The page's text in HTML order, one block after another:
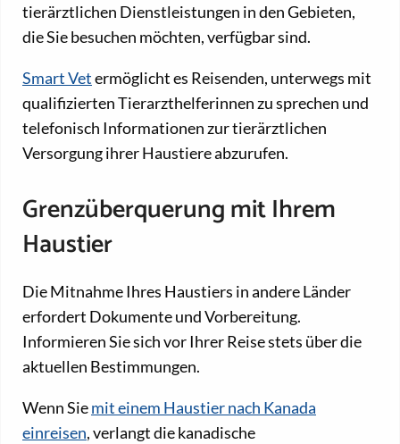
tierärztlichen Dienstleistungen in den Gebieten,
die Sie besuchen möchten, verfügbar sind.
Smart Vetermöglicht es Reisenden, unterwegs mit
qualifizierten Tierarzthelferinnen zu sprechen und
telefonisch Informationen zur tierärztlichen
Versorgung ihrer Haustiere abzurufen.
Grenzüberquerung mit Ihrem
Haustier
Die Mitnahme Ihres Haustiers in andere Länder
erfordert Dokumente und Vorbereitung.
Informieren Sie sich vor Ihrer Reise stets über die
aktuellen Bestimmungen.
Wenn Siemit einem Haustier nach Kanada
einreisen, verlangt die kanadische